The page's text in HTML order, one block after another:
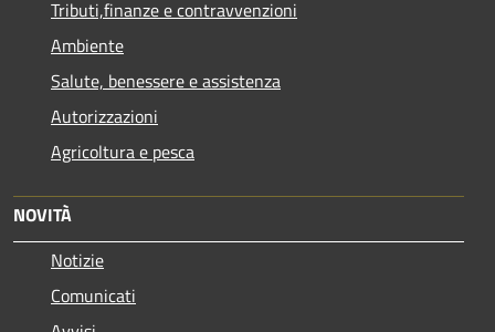
Tributi,finanze e contravvenzioni
Ambiente
Salute, benessere e assistenza
Autorizzazioni
Agricoltura e pesca
NOVITÀ
Notizie
Comunicati